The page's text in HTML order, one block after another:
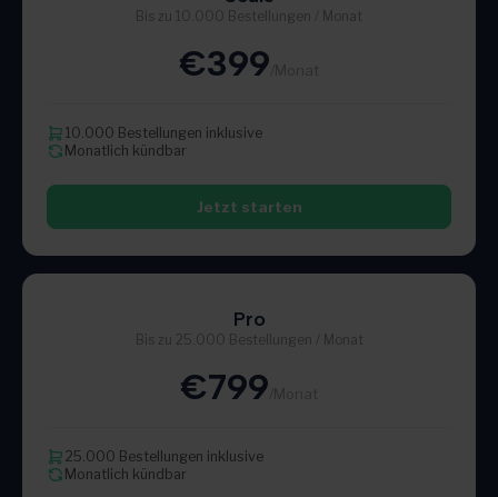
Bis zu 10.000 Bestellungen / Monat
€399
10.000 Bestellungen inklusive
Monatlich kündbar
Jetzt starten
Pro
Bis zu 25.000 Bestellungen / Monat
€799
25.000 Bestellungen inklusive
Monatlich kündbar